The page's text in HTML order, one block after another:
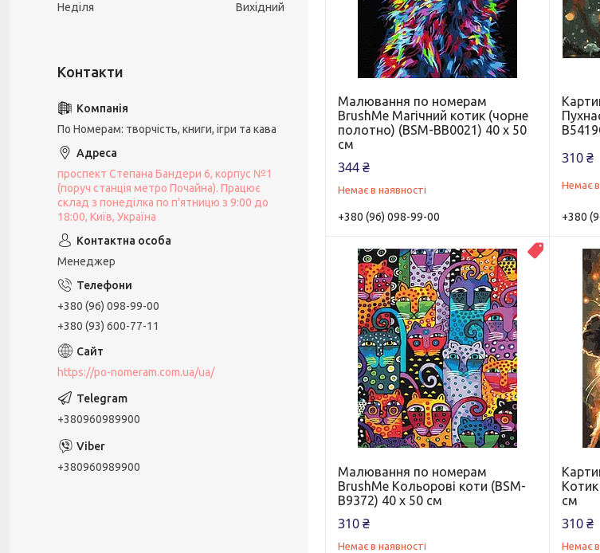
Малювання по номерам
BrushMe Магічний котик (чорне
полотно) (BSM-BB0021) 40 х 50
см
344 ₴
Немає в наявності
+380 (96) 098-99-00
310 ₴
Немає в
+380
Новинка
Малювання по номерам
BrushMe Кольорові коти (BSM-
B9372) 40 х 50 см
310 ₴
Немає в наявності
см
310 ₴
Немає в
Неділя
Вихідний
По Номерам: творчість, книги, ігри та кава
проспект Степана Бандери 6, корпус №1
(поруч станція метро Почайна). Працює
склад з понеділка по п'ятницю з 9:00 до
18:00, Київ, Україна
Менеджер
+380 (96) 098-99-00
+380 (93) 600-77-11
https://po-nomeram.com.ua/ua/
+380960989900
+380960989900